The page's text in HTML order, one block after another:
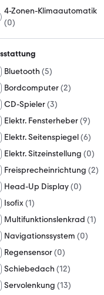
4-Zonen-Klimaautomatik
(0)
Bluetooth (5)
Bordcomputer(2)
CD-Spieler(3)
Elektr. Fensterheber(9)
Elektr. Seitenspiegel(6)
Elektr. Sitzeinstellung (0)
Freisprecheinrichtung (2)
Head-Up Display(0)
Isofix(1)
Multifunktionslenkrad (1)
Navigationssystem (0)
Regensensor(0)
Schiebedach (12)
Servolenkung (13)